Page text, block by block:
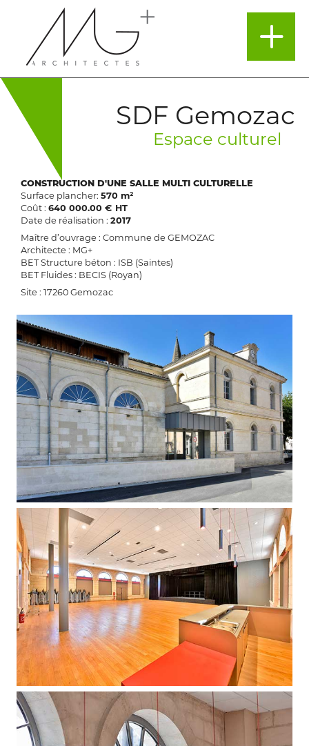
SDF Gemozac
Espace culturel
CONSTRUCTION D'UNE SALLE MULTI CULTURELLE
Surface plancher: 570 m²
Coût : 640 000.00 € HT
Date de réalisation : 2017
Maître d’ouvrage : Commune de GEMOZAC
Architecte : MG+
BET Structure béton : ISB (Saintes)
BET Fluides : BECIS (Royan)
Site : 17260 Gemozac